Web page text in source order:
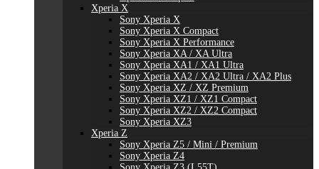
Xperia X
Sony Xperia X
Sony Xperia X Compact
Sony Xperia X Performance
Sony Xperia XA / XA Ultra
Sony Xperia XA1 / XA1 Ultra
Sony Xperia XA2 / XA2 Ultra / XA2 Plus
Sony Xperia XZ / XZ Premium
Sony Xperia XZ1 / XZ1 Compact
Sony Xperia XZ2 / XZ2 Compact
Sony Xperia XZ3
Xperia Z
Sony Xperia Z5 / Mini / Premium
Sony Xperia Z4